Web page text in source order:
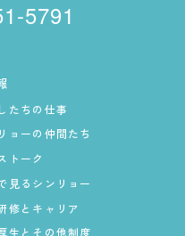
ませんか。
5791
たちの仕事
ョーの仲間たち
トーク
見るシンリョー
修とキャリア
生とその他制度